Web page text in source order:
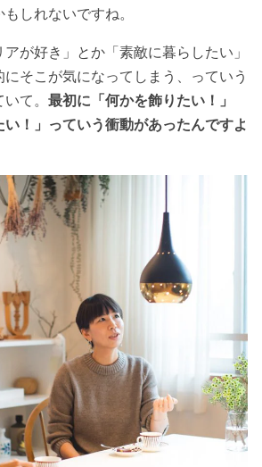
しれないですね。
が好き」とか「素敵に暮らしたい」
そこが気になってしまう、っていう
て。 最初に「何かを飾りたい！」
い！」っていう衝動があったんですよ